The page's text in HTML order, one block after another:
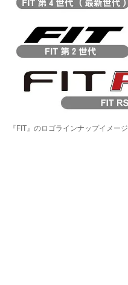
『FIT』のロゴラインナップイメージ